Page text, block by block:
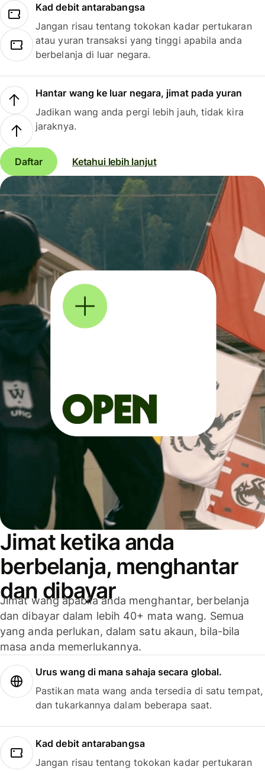
Kad debit antarabangsa
Jangan risau tentang tokokan kadar pertukaran
atau yuran transaksi yang tinggi apabila anda
berbelanja di luar negara.
Hantar wang ke luar negara, jimat pada yuran
Jadikan wang anda pergi lebih jauh, tidak kira
jaraknya.
Daftar Ketahui lebih lanjut
Jimat ketika anda
berbelanja, menghantar
dan dibayar
Jimat wang apabila anda menghantar, berbelanja
dan dibayar dalam lebih 40+ mata wang. Semua
yang anda perlukan, dalam satu akaun, bila-bila
masa anda memerlukannya.
Urus wang di mana sahaja secara global.
Pastikan mata wang anda tersedia di satu tempat,
dan tukarkannya dalam beberapa saat.
Kad debit antarabangsa
Jangan risau tentang tokokan kadar pertukaran